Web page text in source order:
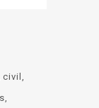
civil